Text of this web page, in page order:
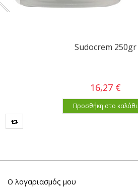
Sudocrem 250gr
16,27 €
Προσθήκη στο καλάθι
Ο λογαριασμός μου